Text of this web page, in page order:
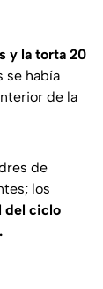
y la torta 20
se había
de la
de
los
del ciclo